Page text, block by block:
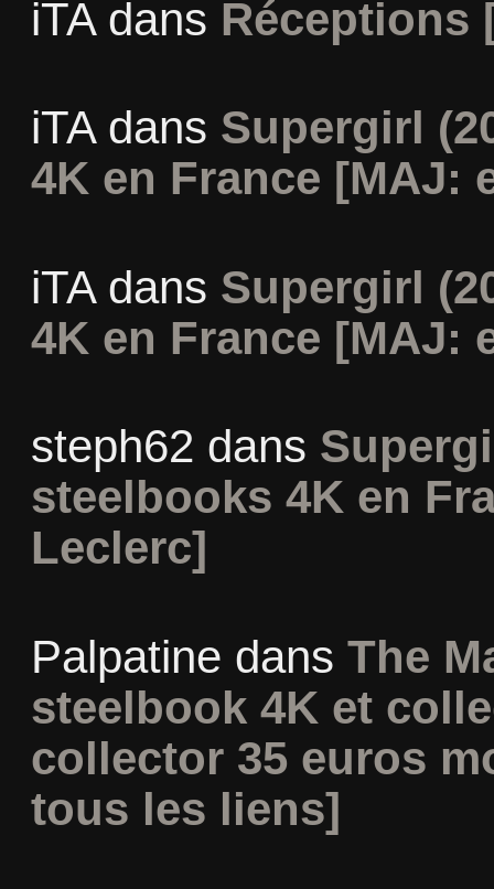
iTAdans Réceptions
iTAdans Supergirl
4K en France [MAJ:
iTAdans Supergirl
4K en France [MAJ:
steph62 dans
steelbooks 4K en
Leclerc]
Palpatine dans The
steelbook 4K et
collector 35 euros
tous les liens]